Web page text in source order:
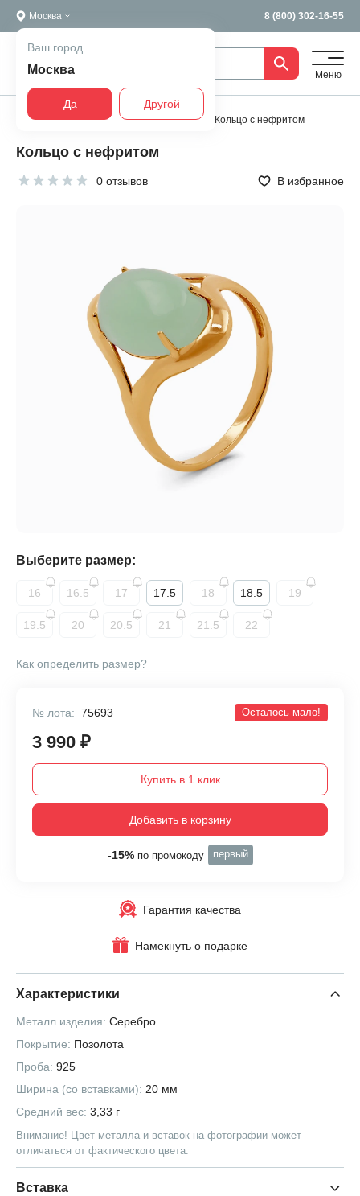
Москва 8 (800) 302-16-55
Ваш город
Москва
Да Другой
Меню
Главная Все украшения Кольца Кольцо с нефритом
Кольцо с нефритом
0 отзывов В избранное
Выберите размер:
16 16.5 17 17.5 18 18.5 19
19.5 20 20.5 21 21.5 22
Как определить размер?
№ лота: 75693 Осталось мало!
3 990 ₽
Купить в 1 клик
Добавить в корзину
-15%по промокоду первый
Гарантия качества
Намекнуть о подарке
Характеристики
Металл изделия: Серебро
Покрытие: Позолота
Проба: 925
Ширина (со вставками): 20 мм
Средний вес: 3,33 г
Внимание! Цвет металла и вставок на фотографии может
отличаться от фактического цвета.
Вставка